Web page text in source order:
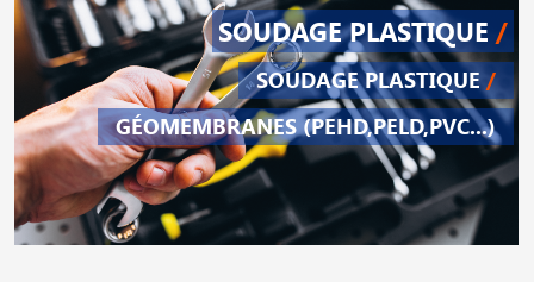
SOUDAGE PLASTIQUE /
SOUDAGE PLASTIQUE /
GÉOMEMBRANES (PEHD,PELD,PVC...)